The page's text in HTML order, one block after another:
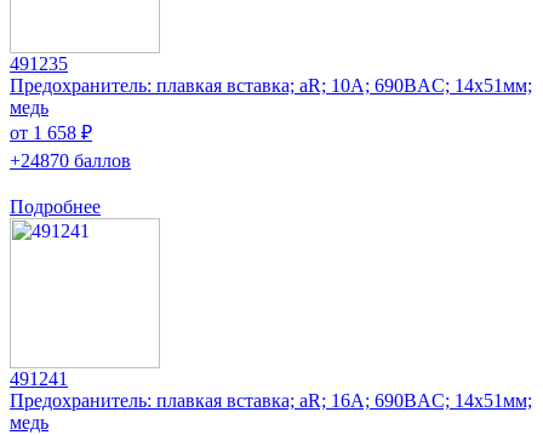
491235
Предохранитель: плавкая вставка; aR; 10А; 690ВAC; 14x51мм;
медь
от 1 658 ₽
+24870 баллов
Подробнее
491241
Предохранитель: плавкая вставка; aR; 16А; 690ВAC; 14x51мм;
медь